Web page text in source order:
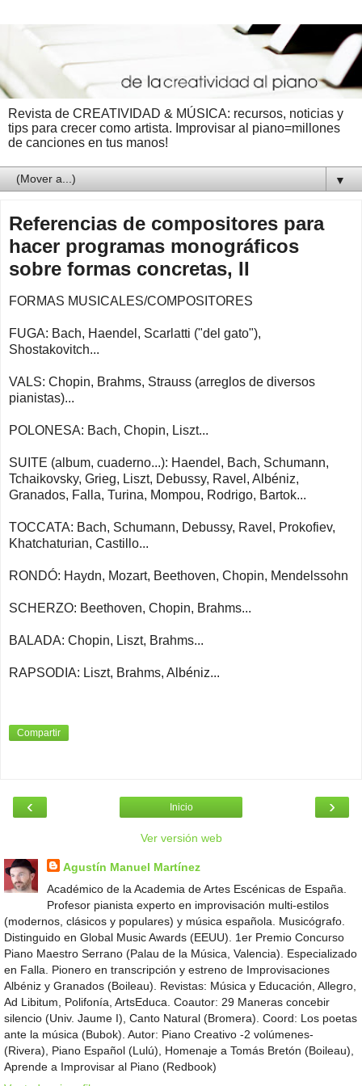
Revista de CREATIVIDAD & MÚSICA: recursos, noticias y
tips para crecer como artista. Improvisar al piano=millones
de canciones en tus manos!
▼
Referencias de compositores para
hacer programas monográficos
sobre formas concretas, II
FORMAS MUSICALES/COMPOSITORES
FUGA: Bach, Haendel, Scarlatti ("del gato"),
Shostakovitch...
VALS: Chopin, Brahms, Strauss (arreglos de diversos
pianistas)...
POLONESA: Bach, Chopin, Liszt...
SUITE (album, cuaderno...): Haendel, Bach, Schumann,
Tchaikovsky, Grieg, Liszt, Debussy, Ravel, Albéniz,
Granados, Falla, Turina, Mompou, Rodrigo, Bartok...
TOCCATA: Bach, Schumann, Debussy, Ravel, Prokofiev,
Khatchaturian, Castillo...
RONDÓ: Haydn, Mozart, Beethoven, Chopin, Mendelssohn
SCHERZO: Beethoven, Chopin, Brahms...
BALADA: Chopin, Liszt, Brahms...
RAPSODIA: Liszt, Brahms, Albéniz...
Compartir
‹ ›
Inicio
Ver versión web
Agustín Manuel Martínez
Académico de la Academia de Artes Escénicas de España.
Profesor pianista experto en improvisación multi-estilos
(modernos, clásicos y populares) y música española. Musicógrafo.
Distinguido en Global Music Awards (EEUU). 1er Premio Concurso
Piano Maestro Serrano (Palau de la Música, Valencia). Especializado
en Falla. Pionero en transcripción y estreno de Improvisaciones
Albéniz y Granados (Boileau). Revistas: Música y Educación, Allegro,
Ad Libitum, Polifonía, ArtsEduca. Coautor: 29 Maneras concebir
silencio (Univ. Jaume I), Canto Natural (Bromera). Coord: Los poetas
ante la música (Bubok). Autor: Piano Creativo -2 volúmenes-
(Rivera), Piano Español (Lulú), Homenaje a Tomás Bretón (Boileau),
Aprende a Improvisar al Piano (Redbook)